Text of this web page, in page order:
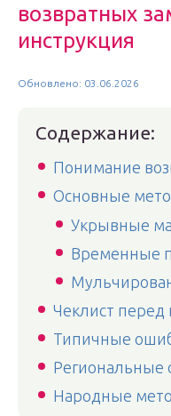
возвратных
инструкция
Обновлено: 03.06.2026
Содержание:
Понимание
Основные
Укрывные
Временные
Чеклист перед
Типичные
Региональные
Народные